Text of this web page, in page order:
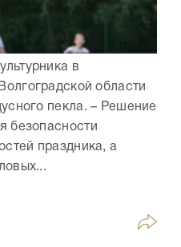
в
области
пекла. – Решение
безопасности
праздника, а